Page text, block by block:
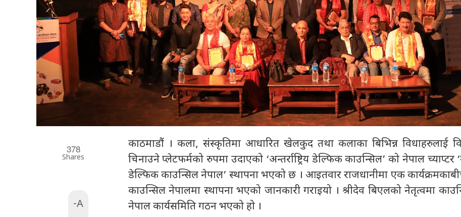
378
Shares
-A
काठमाडौं । कला, संस्कृतिमा आधारित खेलकुद तथा कलाका बिभिन्न विधाहरुलाई
चिनाउने प्लेटफर्मको रुपमा उदाएको ‘अन्तर्राष्ट्रिय डेल्फिक काउन्सिल’ को नेपाल
डेल्फिक काउन्सिल नेपाल’ स्थापना भएको छ । आइतवार राजधानीमा एक
काउन्सिल नेपालमा स्थापना भएको जानकारी गराइयो । श्रीदेव बिएलको नेतृत्वमा
नेपाल कार्यसमिति गठन भएको हो ।